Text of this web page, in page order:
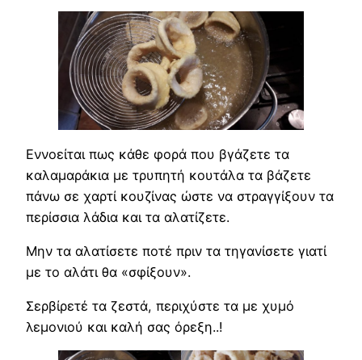
Εννοείται πως κάθε φορά που βγάζετε τα
καλαμαράκια με τρυπητή κουτάλα τα βάζετε
πάνω σε χαρτί κουζίνας ώστε να στραγγίξουν τα
περίσσια λάδια και τα αλατίζετε.
Μην τα αλατίσετε ποτέ πριν τα τηγανίσετε γιατί
με το αλάτι θα «σφίξουν».
Σερβίρετέ τα ζεστά, περιχύστε τα με χυμό
λεμονιού και καλή σας όρεξη..!